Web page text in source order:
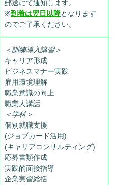
郵送にて通知します。
※到着は翌日以降となります
のでご了承ください。
＜訓練導入講習＞
キャリア形成
ビジネスマナー実践
雇用環境理解
職業意識の向上
職業人講話
＜学科＞
個別就職支援
(ジョブカード活用)
(キャリアコンサルティング)
応募書類作成
実践的面接指導
企業実習総括